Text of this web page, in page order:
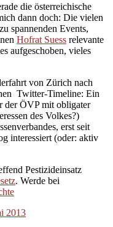
die österreichische
dann doch: Die vielen
spannenden Events,
Hofrat Suess relevante
aufgeschoben, vieles
von Zürich nach
Twitter-Timeline: Ein
der ÖVP mit obligater
des Volkes?)
erst seit
interessiert (oder: aktiv
Pestizideinsatz
. Werde bei
2013